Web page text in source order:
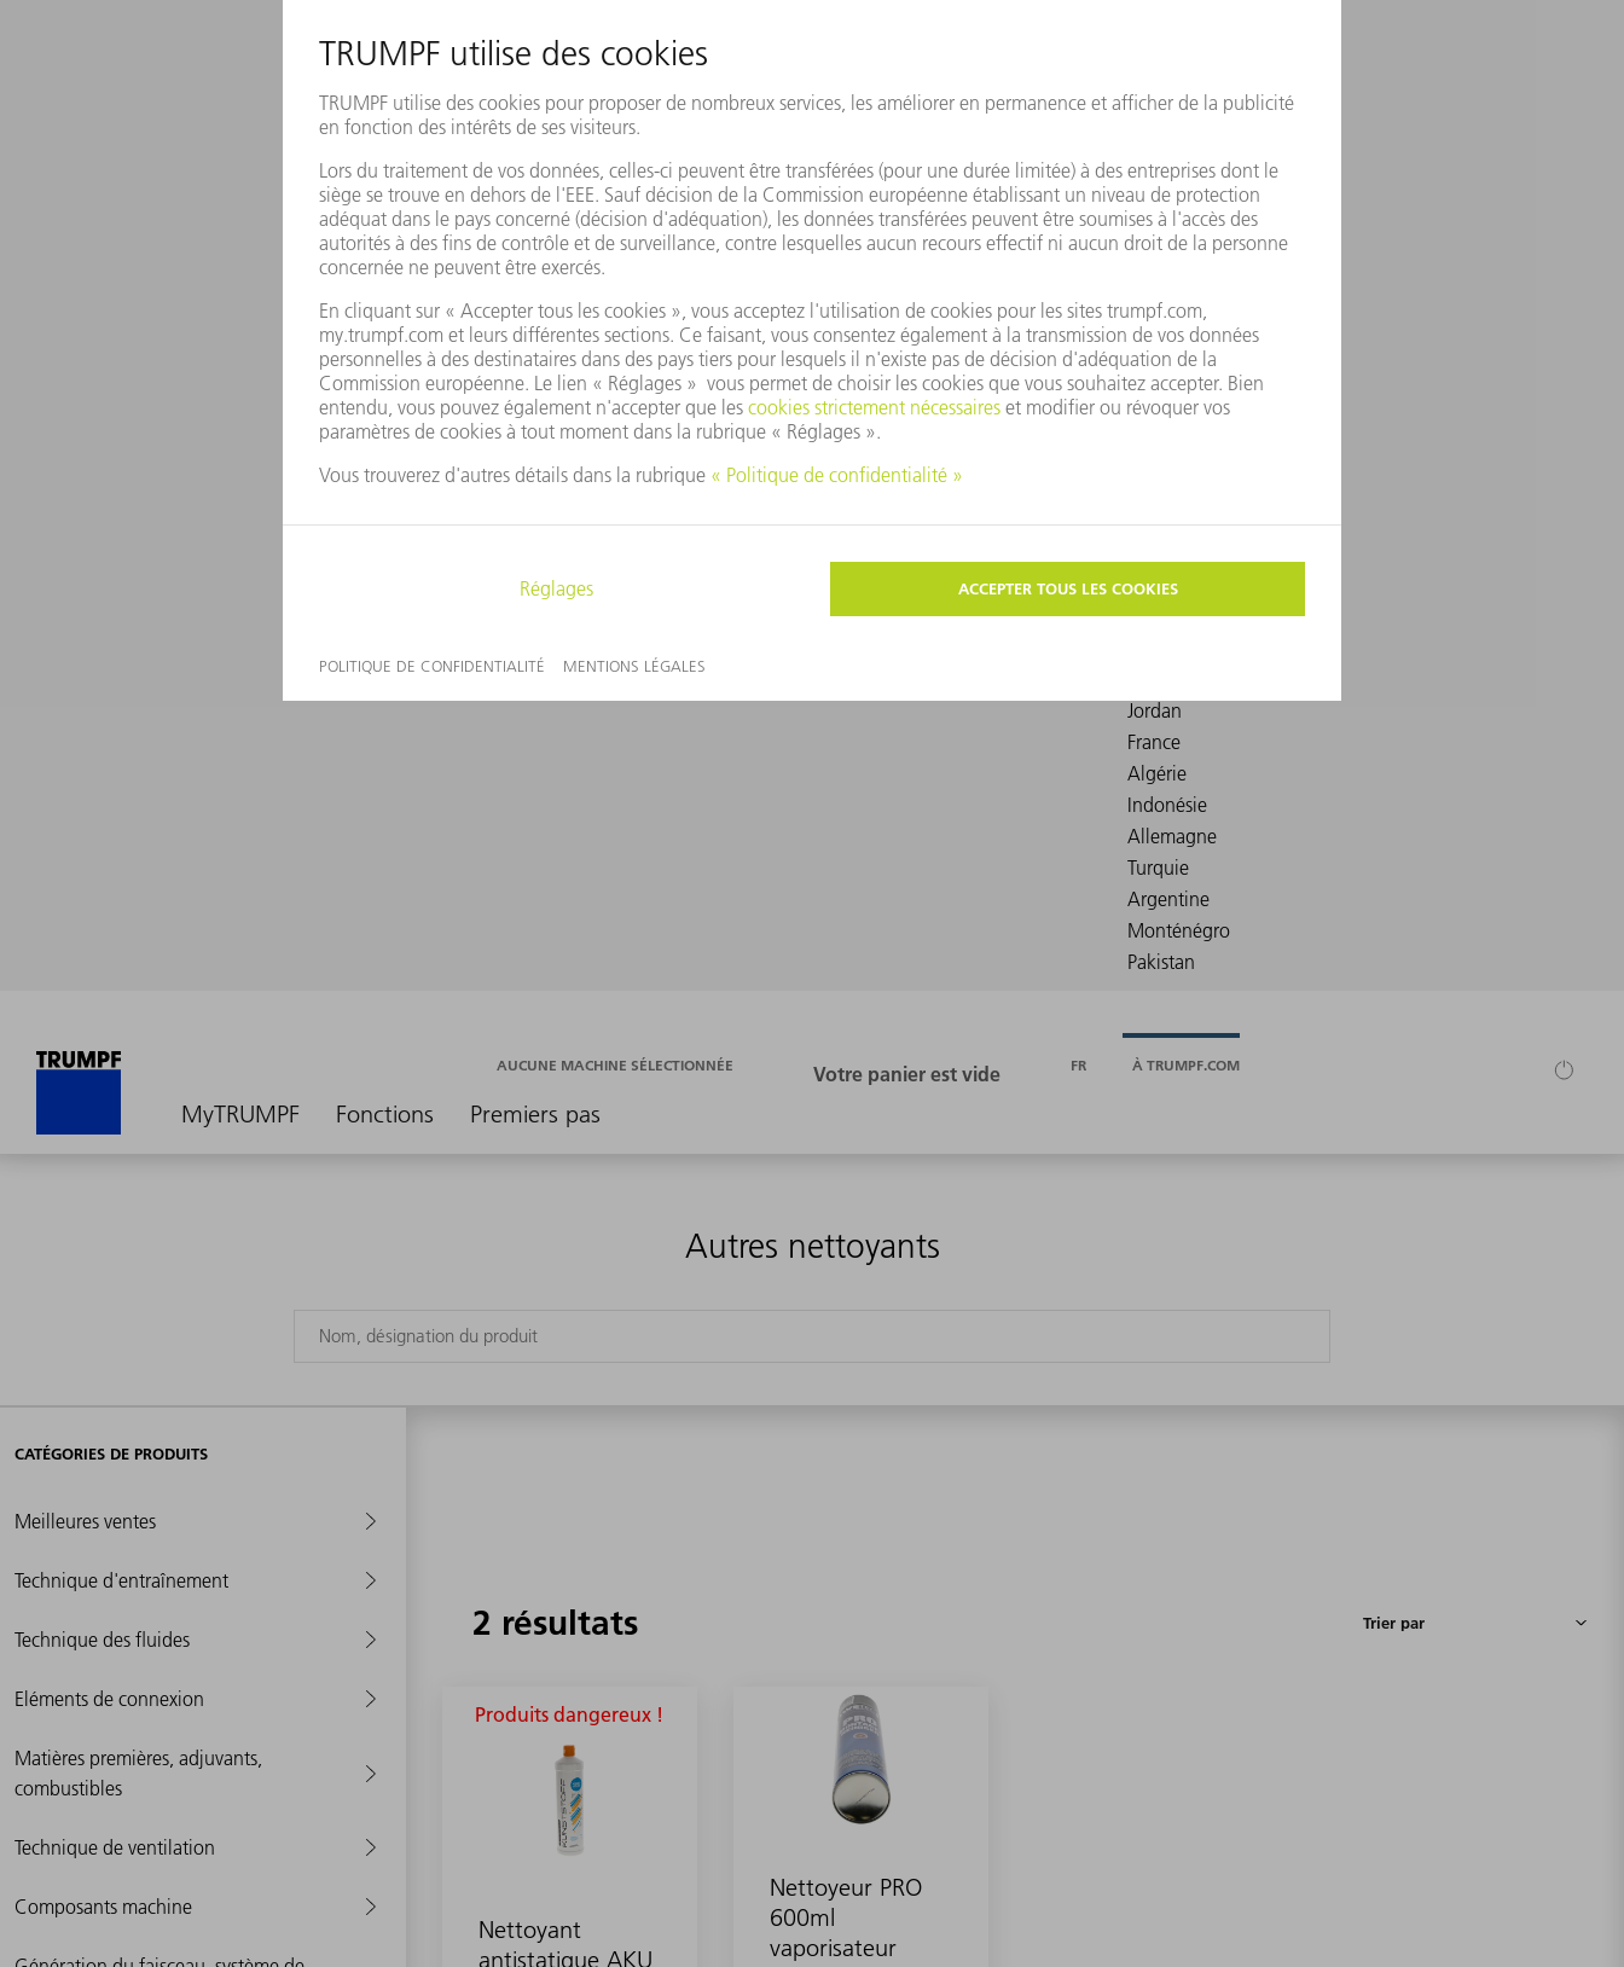
MyTRUMPF Fonctions Premiers pas
AUCUNE MACHINE SÉLECTIONNÉE FR À TRUMPF.COM
Autres nettoyants
CATÉGORIES DE PRODUITS
Meilleures ventes
Technique d'entraînement
Technique des fluides
Eléments de connexion
Matières premières, adjuvants,
combustibles
Technique de ventilation
Composants machine
2 résultats
Produits dangereux !
Nettoyant
antistatique AKU
Nettoyeur PRO
600ml
vaporisateur